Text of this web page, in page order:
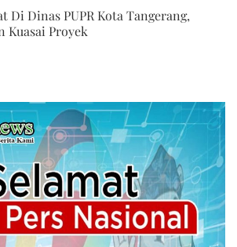
Di Dinas PUPR Kota Tangerang,
Proyek